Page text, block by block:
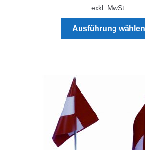
exkl. MwSt.
Ausführung wählen